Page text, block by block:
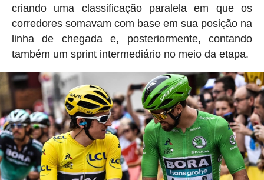
criando uma classificação paralela em que os
corredores somavam com base em sua posição na
linha de chegada e, posteriormente, contando
também um sprint intermediário no meio da etapa.